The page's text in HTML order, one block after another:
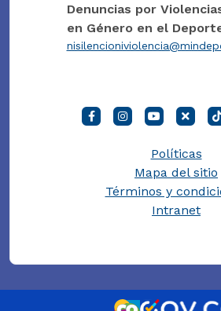
Denuncias por
en Género en el
Políticas
Mapa del sitio
Términos y
Intranet